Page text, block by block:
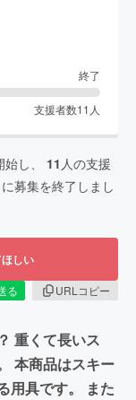
終了
支援者数11 人
し、 11 人の支援
に募集を終了しまし
しい
る
URLコピー
重くて長いス
本商品はスキー
用具です。 また